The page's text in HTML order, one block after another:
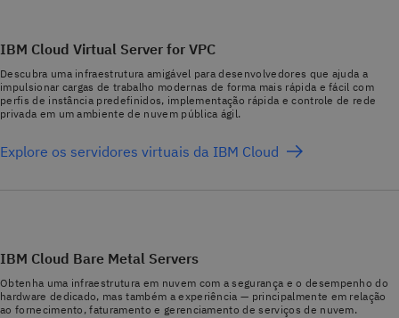
IBM Cloud Virtual Server for VPC
Descubra uma infraestrutura amigável para desenvolvedores que ajuda a
impulsionar cargas de trabalho modernas de forma mais rápida e fácil com
perfis de instância predefinidos, implementação rápida e controle de rede
privada em um ambiente de nuvem pública ágil.
Explore os servidores virtuais da IBM Cloud
IBM Cloud Bare Metal Servers
Obtenha uma infraestrutura em nuvem com a segurança e o desempenho do
hardware dedicado, mas também a experiência — principalmente em relação
ao fornecimento, faturamento e gerenciamento de serviços de nuvem.